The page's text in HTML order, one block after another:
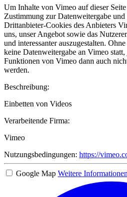
Um Inhalte von Vimeo auf dieser
Zustimmung zur Datenweitergabe
Drittanbieter-Cookies des Anbieters
uns, unser Angebot sowie das
und interessanter auszugestalten.
keine Datenweitergabe an Vimeo
Funktionen von Vimeo dann auch
werden.
Beschreibung:
Einbetten von Videos
Verarbeitende Firma:
Vimeo
Nutzungsbedingungen: https://
Google Map Weitere Informationen